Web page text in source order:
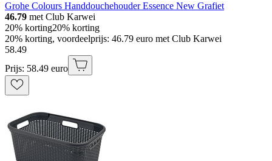
Grohe Colours Handdouchehouder Essence New Grafiet
46.79 met Club Karwei
20% korting20% korting
20% korting, voordeelprijs: 46.79 euro met Club Karwei
58.49
Prijs: 58.49 euro